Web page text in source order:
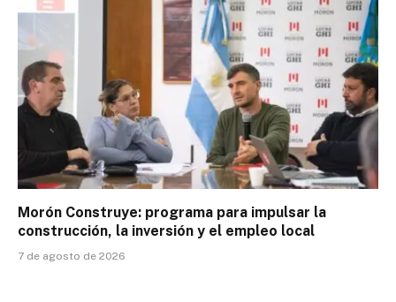
Morón Construye: programa para impulsar la
construcción, la inversión y el empleo local
7 de agosto de 2026